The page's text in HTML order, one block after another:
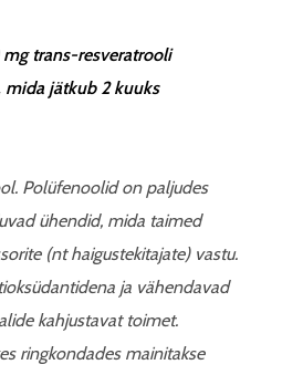
trans-resveratrooli
jätkub 2 kuuks
Polüfenoolid on paljudes
ühendid, mida taimed
(nt haigustekitajate) vastu.
ja vähendavad
kahjustavat toimet.
ringkondades mainitakse